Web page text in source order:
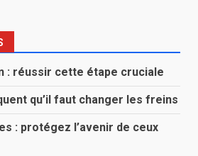
: réussir cette étape cruciale
qu’il faut changer les freins
: protégez l’avenir de ceux